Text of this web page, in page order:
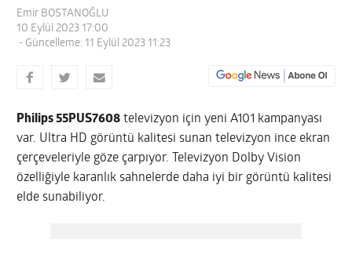
Emir BOSTANOĞLU
10 Eylül 2023 17:00
- Güncelleme: 11 Eylül 2023 11:23
Philips 55PUS7608 televizyon için yeni A101 kampanyası
var. Ultra HD görüntü kalitesi sunan televizyon ince ekran
çerçeveleriyle göze çarpıyor. Televizyon Dolby Vision
özelliğiyle karanlık sahnelerde daha iyi bir görüntü kalitesi
elde sunabiliyor.